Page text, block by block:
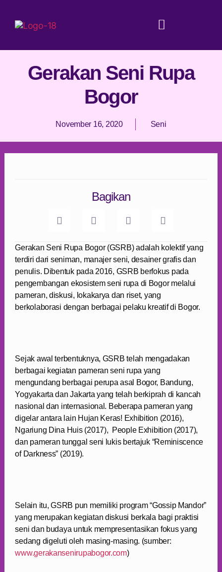
Gerakan Seni Rupa
Bogor
November 16, 2020 Seni
Bagikan
Gerakan Seni Rupa Bogor (GSRB) adalah kolektif yang
terdiri dari seniman, manajer seni, desainer grafis dan
penulis. Dibentuk pada 2016, GSRB berfokus pada
pengembangan ekosistem seni rupa di Bogor melalui
pameran, diskusi, lokakarya dan riset, yang
berkolaborasi dengan berbagai pelaku kreatif di Bogor.
Sejak awal terbentuknya, GSRB telah mengadakan
berbagai kegiatan pameran seni rupa yang
mengundang berbagai perupa asal Bogor, Bandung,
Yogyakarta dan Jakarta yang telah berkiprah di kancah
nasional dan internasional. Beberapa pameran yang
digelar antara lain Hujan Keras! Exhibition (2016),
Ngariung Dina Huis (2017), People Exhibition (2017),
dan pameran tunggal seni lukis bertajuk “Reminiscence
of Darkness” (2019).
Selain itu, GSRB pun memiliki program “Gossip Mandor”
yang merupakan kegiatan diskusi berkala bagi praktisi
seni dan budaya untuk mempresentasikan fokus yang
sedang digeluti oleh masing-masing. (sumber:
www.gerakansenirupabogor.com)